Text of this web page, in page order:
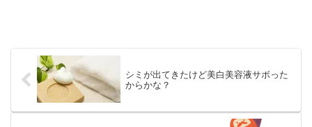
シミが出てきたけど美白美容液サボった
からかな？